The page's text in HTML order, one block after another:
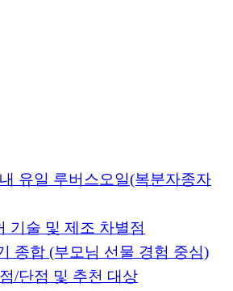
유일 루버스오일(복분자종자
기술 및 제조 차별점
종합 (부모님 선물 경험 중심)
/단점 및 추천 대상